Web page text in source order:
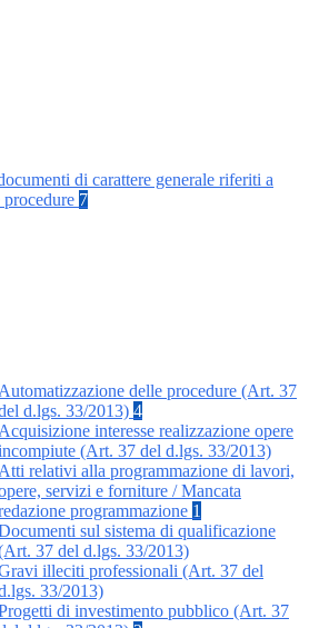
di carattere generale riferiti a
procedure 7
Automatizzazione delle procedure (Art. 37
d.lgs. 33/2013) 4
Acquisizione interesse realizzazione opere
(Art. 37 del d.lgs. 33/2013)
Atti relativi alla programmazione di lavori,
servizi e forniture / Mancata
programmazione 1
sul sistema di qualificazione
37 del d.lgs. 33/2013)
illeciti professionali (Art. 37 del
33/2013)
di investimento pubblico (Art. 37